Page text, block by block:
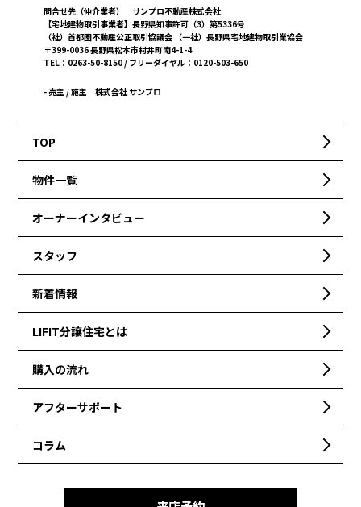
問合せ先（仲介業者） サンプロ不動産株式会社
【宅地建物取引事業者】長野県知事許可（3）第5336号
（社）首都圏不動産公正取引協議会 （一社）長野県宅地建物取引業協会
〒399-0036 長野県松本市村井町南4-1-4
TEL：0263-50-8150 / フリーダイヤル：0120-503-650
- 売主 / 施主 株式会社 サンプロ
TOP
物件一覧
オーナーインタビュー
スタッフ
新着情報
LIFIT分譲住宅とは
購入の流れ
アフターサポート
コラム